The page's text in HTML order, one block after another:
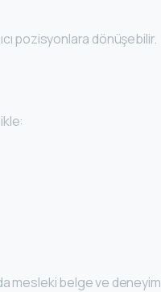
pozisyonlara dönüşebilir.
mesleki belge ve deneyim